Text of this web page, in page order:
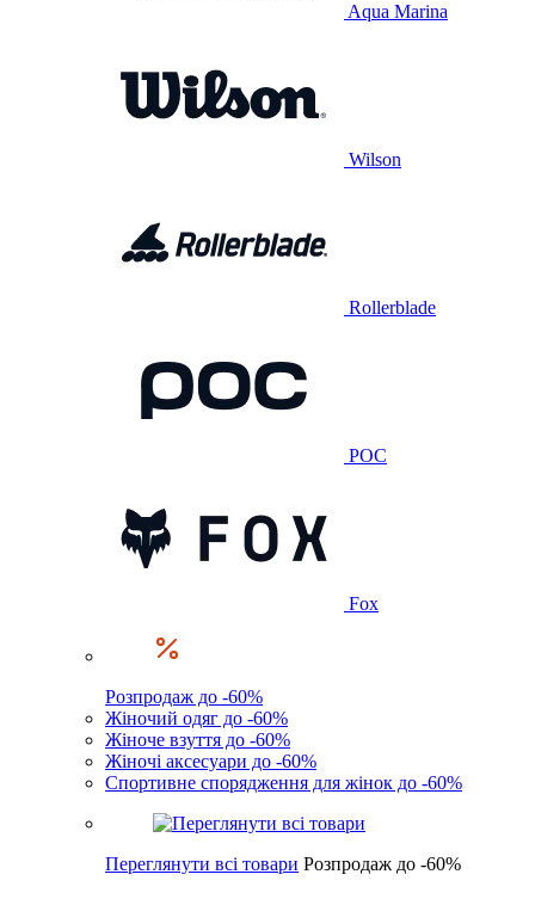
Aqua Marina
Wilson
Rollerblade
POC
Fox
Розпродаж до -60%
Жіночий одяг до -60%
Жіноче взуття до -60%
Жіночі аксесуари до -60%
Спортивне спорядження для жінок до -60%
Переглянути всі товари Розпродаж до -60%